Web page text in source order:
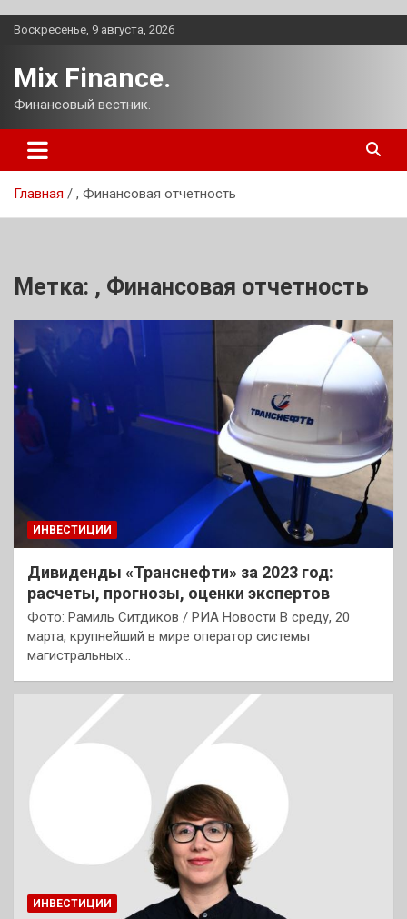
Перейти
Воскресенье, 9 августа, 2026
Mix Finance.
Финансовый вестник.
Главная , Финансовая отчетность
Метка: , Финансовая отчетность
ИНВЕСТИЦИИ
Дивиденды «Транснефти» за 2023 год:
расчеты, прогнозы, оценки экспертов
Фото: Рамиль Ситдиков / РИА Новости В среду, 20
марта, крупнейший в мире оператор системы
магистральных…
ИНВЕСТИЦИИ